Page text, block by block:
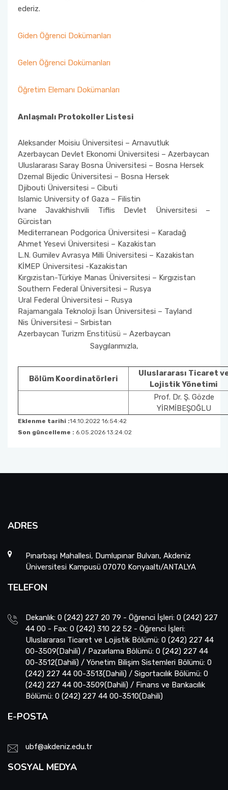
ederiz.
Giden Öğrenci Dokümanları
Gelen Öğrenci Dokümanları
Öğretim Elemanı Dokümanları
Anlaşmalı Protokoller Listesi
Aleksander Moisiu Üniversitesi – Arnavutluk
Azerbaycan Devlet Ekonomi Üniversitesi – Azerbaycan
Uluslararası Saray Bosna Üniversitesi – Bosna Hersek
Dzemal Bijedic Üniversitesi – Bosna Hersek
Djibouti Üniversitesi – Cibuti
Islamic University of Gaza – Filistin
Ivane Javakhishvili Tiflis Devlet Üniversitesi –
Gürcistan
Mediterranean Podgorica Üniversitesi – Karadağ
Ahmet Yesevi Üniversitesi – Kazakistan
L.N. Gumilev Avrasya Milli Üniversitesi – Kazakistan
KİMEP Üniversitesi -Kazakistan
Kırgızistan-Türkiye Manas Üniversitesi – Kırgızistan
Southern Federal Üniversitesi – Rusya
Ural Federal Üniversitesi – Rusya
Rajamangala Teknoloji İsan Üniversitesi – Tayland
Nis Üniversitesi – Sırbistan
Azerbaycan Turizm Enstitüsü – Azerbaycan
Saygılarımızla,
Bölüm Koordinatörleri
Uluslararası Ticaret
Lojistik Yönetimi
Prof. Dr. Ş. Gözde
YİRMİBEŞOĞLU
Eklenme tarihi :14.10.2022 16:54:42
Son güncelleme : 6.05.2026 13:24:02
ADRES
Pınarbaşı Mahallesi, Dumlupınar Bulvarı, Akdeniz
Üniversitesi Kampusü 07070 Konyaaltı/ANTALYA
TELEFON
Dekanlık: 0 (242) 227 20 79 - Öğrenci İşleri: 0 (242) 227
44 00 - Fax: 0 (242) 310 22 52 - Öğrenci İşleri:
Uluslararası Ticaret ve Lojistik Bölümü: 0 (242) 227 44
00-3509(Dahili) / Pazarlama Bölümü: 0 (242) 227 44
00-3512(Dahili) / Yönetim Bilişim Sistemleri Bölümü: 0
(242) 227 44 00-3513(Dahili) / Sigortacılık Bölümü: 0
(242) 227 44 00-3509(Dahili) / Finans ve Bankacılık
Bölümü: 0 (242) 227 44 00-3510(Dahili)
E-POSTA
ubf@akdeniz.edu.tr
SOSYAL MEDYA